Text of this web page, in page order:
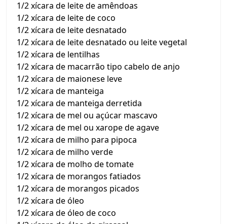
1/2 xícara de leite de amêndoas
1/2 xícara de leite de coco
1/2 xícara de leite desnatado
1/2 xícara de leite desnatado ou leite vegetal
1/2 xícara de lentilhas
1/2 xícara de macarrão tipo cabelo de anjo
1/2 xícara de maionese leve
1/2 xícara de manteiga
1/2 xícara de manteiga derretida
1/2 xícara de mel ou açúcar mascavo
1/2 xícara de mel ou xarope de agave
1/2 xícara de milho para pipoca
1/2 xícara de milho verde
1/2 xícara de molho de tomate
1/2 xícara de morangos fatiados
1/2 xícara de morangos picados
1/2 xícara de óleo
1/2 xícara de óleo de coco